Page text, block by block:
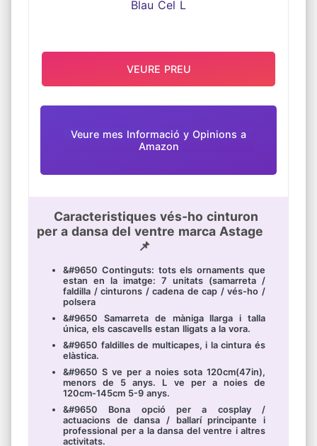
Veure mes Informació y Opinions a
Amazon
Caracteristiques vés-ho cinturon
per a dansa del ventre marca Astage
📌
&#9650 Continguts: tots els ornaments que
estan en la imatge: 7 unitats (samarreta /
faldilla / cinturons / cadena de cap / vés-ho /
polsera
&#9650 Samarreta de màniga llarga i talla
única, els cascavells estan lligats a la vora.
&#9650 faldilles de multicapes, i la cintura és
elàstica.
&#9650 S ve per a noies sota 120cm(47in),
menors de 5 anys. L ve per a noies de
120cm-145cm 5-9 anys.
&#9650 Bona opció per a cosplay /
actuacions de dansa / ballarí principante i
professional per a la dansa del ventre i altres
activitats.
VEURE PREU